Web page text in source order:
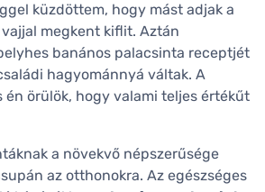
küzdöttem, hogy mást adjak a
megkent kiflit. Aztán
banános palacsinta receptjét
hagyománnyá váltak. A
én örülök, hogy valami teljes értékűt
a növekvő népszerűsége
az otthonokra. Az egészséges